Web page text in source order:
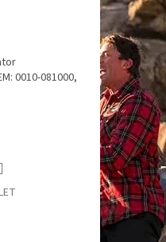
0010-081000,